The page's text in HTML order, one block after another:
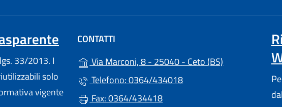
33/2013. I
solo
vigente
CONTATTI
Via Marconi, 8 - 25040 - Ceto (BS) (apre in
Telefono: 0364/434018
Fax: 0364/434418